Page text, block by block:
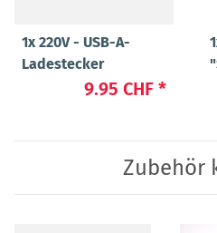
1x 220V - USB-A-
Ladestecker
9.95 CHF *
Zubehör